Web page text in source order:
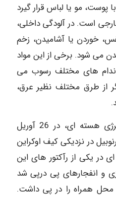
پوست، مو یا لباس قرار گیرد
است. در آلودگی داخلی،
خوردن یا آشامیدن، زخم
می شود. برخی از این مواد
های مختلف رسوب می
از طرق مختلف نظیر عرق،
بدترین حادثه در تاریخ انرژی هسته ای، در 26 آوریل
در نزدیکی کیف اوکراین
در یکی از رآکتور های این
و انفجارهای پی درپی شد
ساکنان محل همراه را در پی داشت.